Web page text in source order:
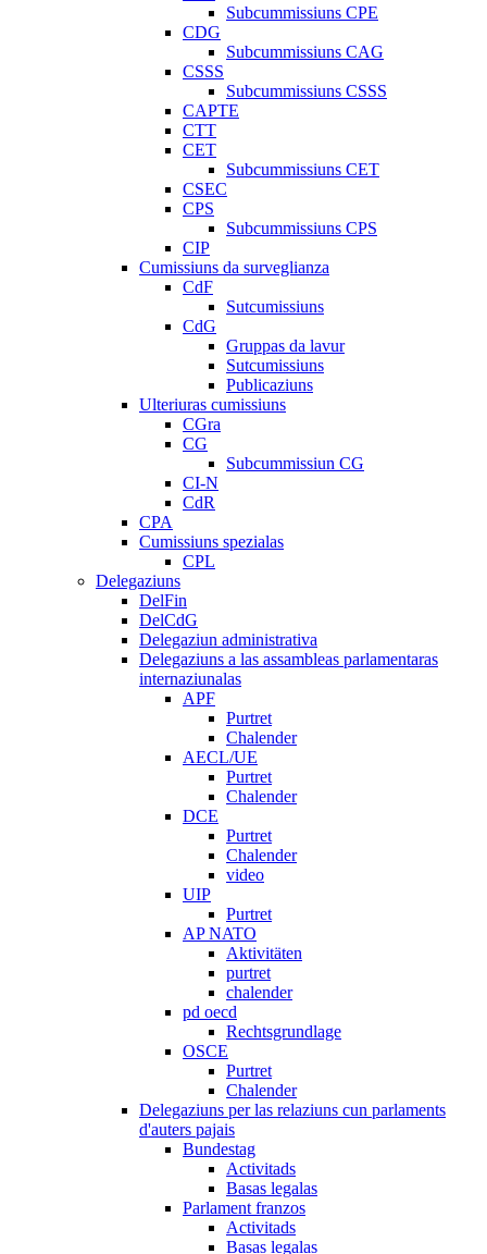
Subcummissiuns CPE
CDG
Subcummissiuns CAG
CSSS
Subcummissiuns CSSS
CAPTE
CTT
CET
Subcummissiuns CET
CSEC
CPS
Subcummissiuns CPS
CIP
Cumissiuns da surveglianza
CdF
Sutcumissiuns
CdG
Gruppas da lavur
Sutcumissiuns
Publicaziuns
Ulteriuras cumissiuns
CGra
CG
Subcummissiun CG
CI-N
CdR
CPA
Cumissiuns spezialas
CPL
Delegaziuns
DelFin
DelCdG
Delegaziun administrativa
Delegaziuns a las assambleas parlamentaras
internaziunalas
APF
Purtret
Chalender
AECL/UE
Purtret
Chalender
DCE
Purtret
Chalender
video
UIP
Purtret
AP NATO
Aktivitäten
purtret
chalender
pd oecd
Rechtsgrundlage
OSCE
Purtret
Chalender
Delegaziuns per las relaziuns cun parlaments
d'auters pajais
Bundestag
Activitads
Basas legalas
Parlament franzos
Activitads
Basas legalas